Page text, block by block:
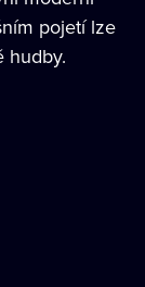
pojetí lze
hudby.